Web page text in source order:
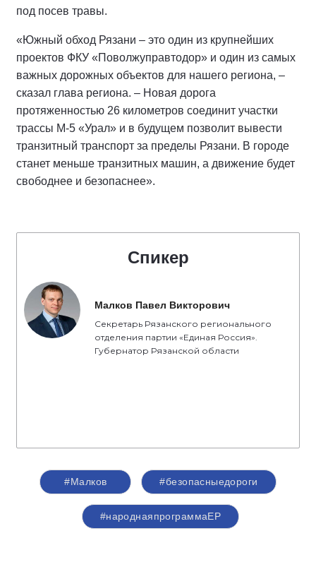
под посев травы.
«Южный обход Рязани – это один из крупнейших
проектов ФКУ «Поволжуправтодор» и один из самых
важных дорожных объектов для нашего региона, –
сказал глава региона. – Новая дорога
протяженностью 26 километров соединит участки
трассы М-5 «Урал» и в будущем позволит вывести
транзитный транспорт за пределы Рязани. В городе
станет меньше транзитных машин, а движение будет
свободнее и безопаснее».
Спикер
Малков Павел Викторович
Секретарь Рязанского регионального
отделения партии «Единая Россия».
Губернатор Рязанской области
#Малков #безопасныедороги
#народнаяпрограммаЕР